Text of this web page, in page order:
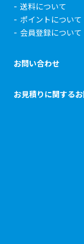
送料について
ポイントについて
会員登録について
お問い合わせ
お見積りに関する